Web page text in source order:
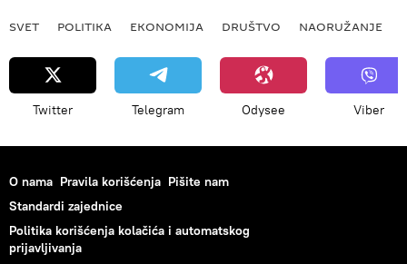
SVET POLITIKA EKONOMIJA DRUŠTVO NAORUŽANJE
Twitter Telegram Odysee Viber
O nama Pravila korišćenja Pišite nam
Standardi zajednice
Politika korišćenja kolačića i automatskog
prijavljivanja